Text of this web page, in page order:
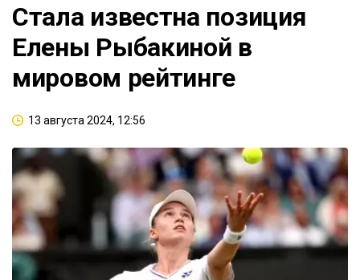
Стала известна позиция
Елены Рыбакиной в
мировом рейтинге
13 августа 2024, 12:56